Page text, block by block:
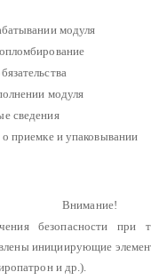
модуля
модуля
сведения
о приемке и упаковывании
Внимание!
безопасности при
инициирующие
и др.).